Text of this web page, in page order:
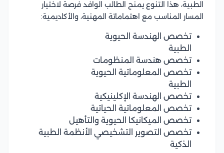
الطبية، هذا التنوع يمنح الطالب الوافد فرصة لاختيار
المسار المناسب مع اهتماماتة المهنية، والأكاديمية:
تخصص الهندسة الحيوية
الطبية
تخصص هندسة المنظومات
تخصص المعلوماتية الحيوية
الطبية
تخصص الهندسة الإكلينيكية
تخصص المعلوماتية الحياتية
تخصص الميكانيكا الحيوية والتأهيل
تخصص التصوير التشخيصي الأنظمة الطبية
الذكية